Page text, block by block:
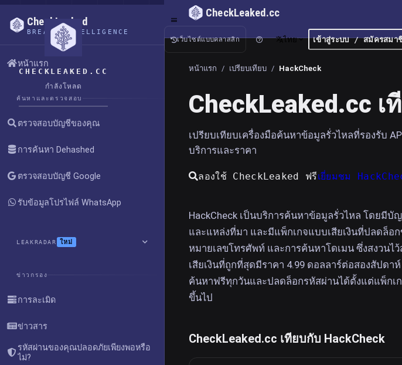
CHECKLEAKED.CC
กำลังโหลด
CheckLeaked
BREACH INTELLIGENCE
หน้าแรก
ค้นหาและตรวจสอบ
ตรวจสอบบัญชีของคุณ
การค้นหา Dehashed
ตรวจสอบบัญชี Google
รับข้อมูลโปรไฟล์ WhatsApp
LEAKRADAR ใหม่
ข่าวกรอง
การละเมิด
ข่าวสาร
รหัสผ่านของคุณปลอดภัยเพียงพอหรือ
ไม่?
CheckLeaked.cc
เว็บไซต์แบบคลาสสิก ไทย เข้าสู่ระบบ / สมัครสมา
หน้าแรก / เปรียบเทียบ / HackCheck
CheckLeaked.cc เ
เปรียบเทียบเครื่องมือค้นหาข้อมูลรั่วไหลที่รองรับ
บริการและราคา
ลองใช้ CheckLeaked ฟรีเยี่ยมชม
HackCheck เป็นบริการค้นหาข้อมูลรั่วไหล โดยมี
และแหล่งที่มา และมีแพ็กเกจแบบเสียเงินที่ปลดล็อ
หมายเลขโทรศัพท์ และการค้นหาโดเมน ซึ่งสงวนไ
เสียเงินที่ถูกที่สุดมีราคา 4.99 ดอลลาร์ต่อสองสัปดา
ค้นหาฟรีทุกวันและปลดล็อกรหัสผ่านได้ตั้งแต่แพ็กเ
ขึ้นไป
CheckLeaked.cc เทียบกับ HackCheck